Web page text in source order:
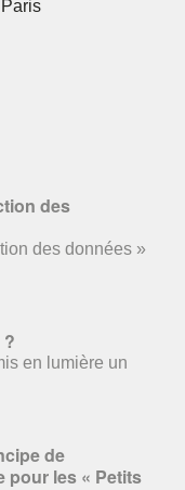
des
des données »
en lumière un
de
pour les « Petits